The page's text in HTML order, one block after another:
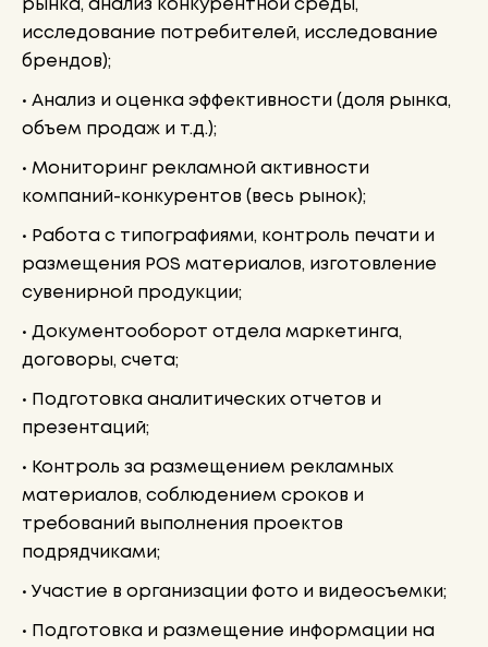
рынка, анализ конкурентной среды,
исследование потребителей, исследование
брендов);
• Анализ и оценка эффективности (доля рынка,
объем продаж и т.д.);
• Мониторинг рекламной активности
компаний-конкурентов (весь рынок);
• Работа с типографиями, контроль печати и
размещения POS материалов, изготовление
сувенирной продукции;
• Документооборот отдела маркетинга,
договоры, счета;
• Подготовка аналитических отчетов и
презентаций;
• Контроль за размещением рекламных
материалов, соблюдением сроков и
требований выполнения проектов
подрядчиками;
• Участие в организации фото и видеосъемки;
• Подготовка и размещение информации на